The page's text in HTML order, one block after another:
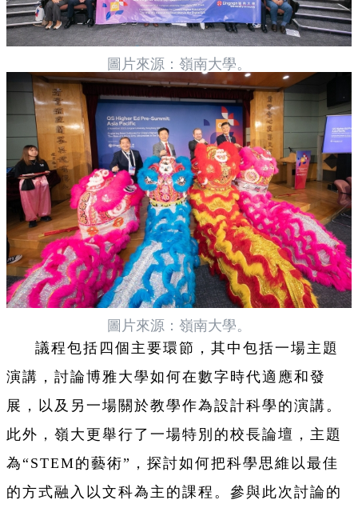
圖片來源：嶺南大學。
圖片來源：嶺南大學。
議程包括四個主要環節，其中包括一場主題
演講，討論博雅大學如何在數字時代適應和發
展，以及另一場關於教學作為設計科學的演講。
此外，嶺大更舉行了一場特別的校長論壇，主題
為“STEM的藝術”，探討如何把科學思維以最佳
的方式融入以文科為主的課程。參與此次討論的